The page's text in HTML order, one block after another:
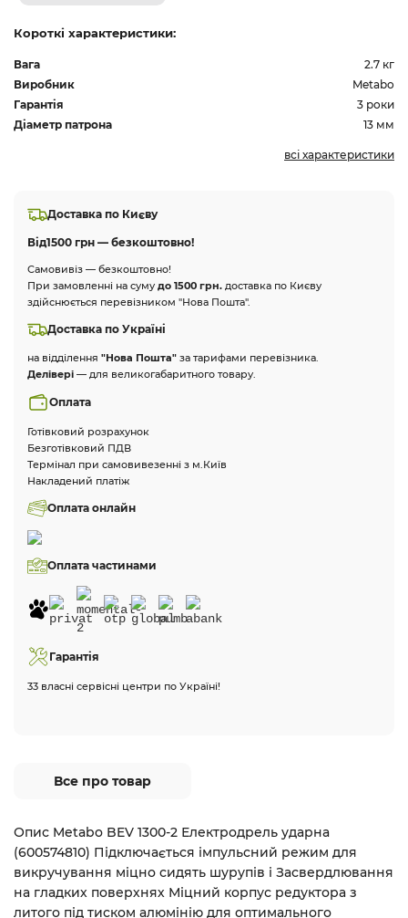
Короткі характеристики:
Вага
2.7 кг
Виробник
Metabo
Гарантія
3 роки
Діаметр патрона
13 мм
всі характеристики
Доставка по Києву
Від1500 грн — безкоштовно!
Самовивіз — безкоштовно!
При замовленні на суму до 1500 грн. доставка по Києву
здійснюється перевізником "Нова Пошта".
Доставка по Україні
на відділення "Нова Пошта" за тарифами перевізника.
Делівері — для великогабаритного товару.
Оплата
Готівковий розрахунок
Безготівковий ПДВ
Термінал при самовивезенні з м.Київ
Накладений платіж
Оплата онлайн
Оплата частинами
Гарантія
33 власні сервісні центри по Україні!
Все про товар
Опис Metabo BEV 1300-2 Електродрель ударна
(600574810) Підключається імпульсний режим для
викручування міцно сидять шурупів і Засвердлювання
на гладких поверхнях Міцний корпус редуктора з
литого під тиском алюмінію для оптимального